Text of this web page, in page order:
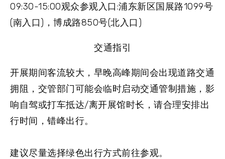
09:30-15:00观众参观入口:浦东新区国展路1099号
(南入口)，博成路850号(北入口)
交通指引
开展期间客流较大，早晚高峰期间会出现道路交通
拥阻，交管部门可能会临时启动交通管制措施，影
响自驾或打车抵达/离开展馆时长，请合理安排出
行时间，错峰出行。
建议尽量选择绿色出行方式前往参观。